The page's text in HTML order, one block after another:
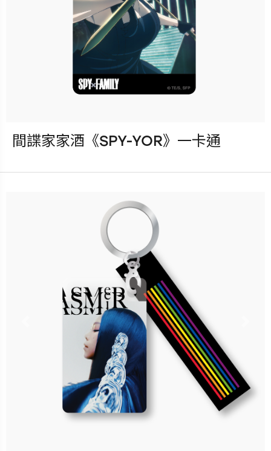
發行：2023-04-05
卡種：一卡通儲值卡-普通卡
已完售
間諜家家酒《SPY-YOR》一卡通